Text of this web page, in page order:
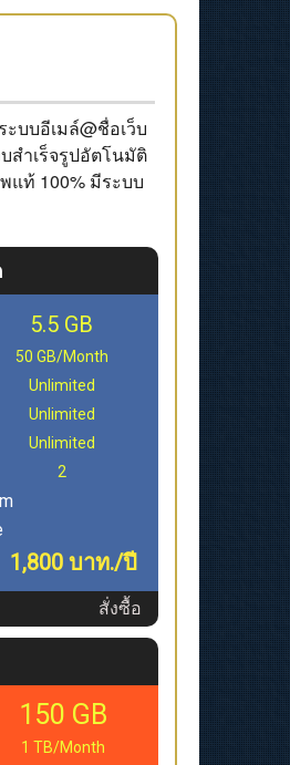
บบอีเมล์@ชื่อเว็บ
สำเร็จรูปอัตโนมัติ
แท้ 100% มีระบบ
5.5 GB
50 GB/Month
Unlimited
Unlimited
Unlimited
2
1,800 บาท./ปี
สั่งซื้อ
150 GB
1 TB/Month